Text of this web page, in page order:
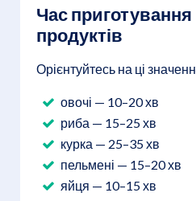
Час
продуктів
Орієнтуйтесь на ці
овочі — 10–20 хв
риба — 15–25 хв
курка — 25–35 хв
пельмені — 15–20 хв
яйця — 10–15 хв